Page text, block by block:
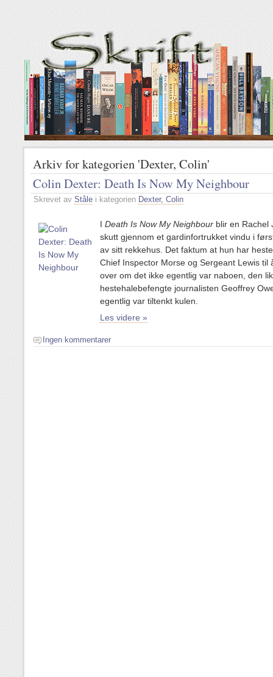
Arkiv for kategorien 'Dexter, Colin'
Colin Dexter: Death Is Now My Neighbour
Skrevet av Ståle i kategorien Dexter, Colin
I Death Is Now My Neighbour blir en Rachel
skutt gjennom et gardinfortrukket vindu i
av sitt rekkehus. Det faktum at hun har
Chief Inspector Morse og Sergeant Lewis til
over om det ikke egentlig var naboen, den
hestehalebefengte journalisten Geoffrey
egentlig var tiltenkt kulen.
Les videre »
Ingen kommentarer